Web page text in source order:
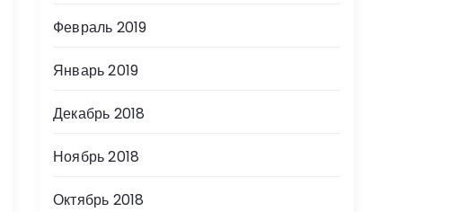
Февраль 2019
Январь 2019
Декабрь 2018
Ноябрь 2018
Октябрь 2018